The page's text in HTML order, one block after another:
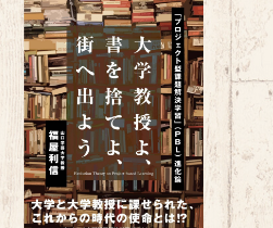
大学教授よ、書を捨てよ、街へ出
よう～「プロジェクト型課題解決
学習」（PBL）進化論 ～
¥1,650